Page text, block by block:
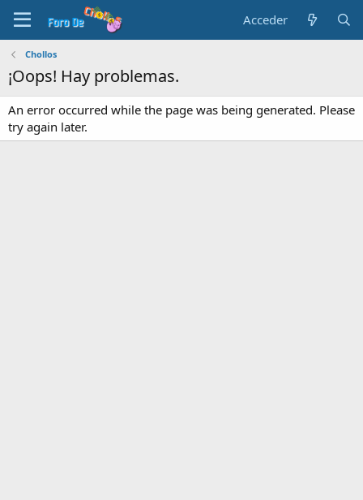
Acceder
Chollos
¡Oops! Hay problemas.
An error occurred while the page was being generated. Please
try again later.